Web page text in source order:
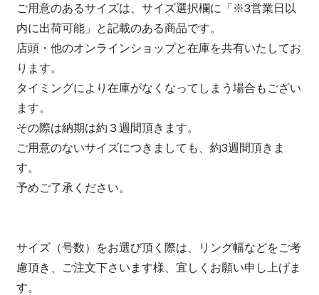
ご用意のあるサイズは、サイズ選択欄に「※3営業日以
内に出荷可能」と記載のある商品です。
店頭・他のオンラインショップと在庫を共有いたしてお
ります。
タイミングにより在庫がなくなってしまう場合もござい
ます。
その際は納期は約３週間頂きます。
ご用意のないサイズにつきましても、約3週間頂きま
す。
予めご了承ください。
サイズ（号数）をお選び頂く際は、リング幅などをご考
慮頂き、ご注文下さいます様、宜しくお願い申し上げま
す。